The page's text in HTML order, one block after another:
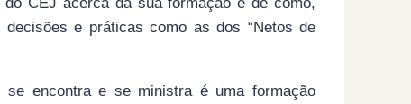
CEJ acerca da sua formação e de como,
e práticas como as dos “Netos de
encontra e se ministra é uma formação